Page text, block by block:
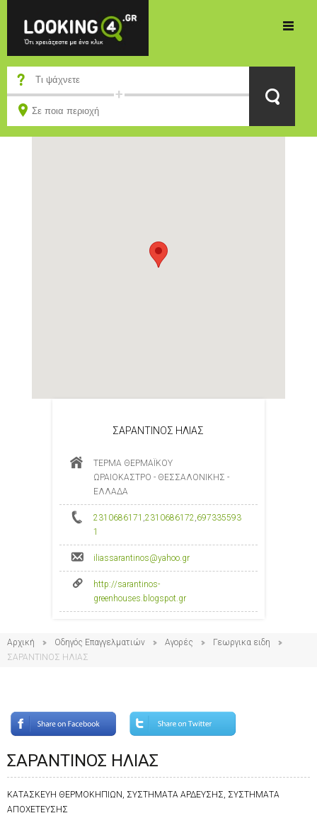
ΣΑΡΑΝΤΙΝΟΣ ΗΛΙΑΣ
ΤΕΡΜΑ ΘΕΡΜΑΪΚΟΥ
ΩΡΑΙΟΚΑΣΤΡΟ - ΘΕΣΣΑΛΟΝΙΚΗΣ -
ΕΛΛΑΔΑ
2310686171 ,2310686172,697335593
1
iliassarantinos@yahoo.gr
http://sarantinos-
greenhouses.blogspot.gr
Αρχική Οδηγός Επαγγελματιών Αγορές
Γεωργικα ειδη
ΣΑΡΑΝΤΙΝΟΣ ΗΛΙΑΣ
ΣΑΡΑΝΤΙΝΟΣ ΗΛΙΑΣ
ΚΑΤΑΣΚΕΥΗ ΘΕΡΜΟΚΗΠΙΩΝ, ΣΥΣΤΗΜΑΤΑ ΑΡΔΕΥΣΗΣ, ΣΥΣΤΗΜΑΤΑ
ΑΠΟΧΕΤΕΥΣΗΣ